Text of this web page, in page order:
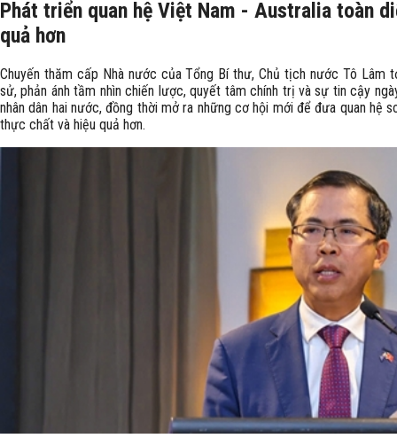
Phát triển quan hệ Việt Nam - Australia toàn
quả hơn
Chuyến thăm cấp Nhà nước của Tổng Bí thư, Chủ tịch nước Tô Lâm
sử, phản ánh tầm nhìn chiến lược, quyết tâm chính trị và sự tin cậy
nhân dân hai nước, đồng thời mở ra những cơ hội mới để đưa quan hệ
thực chất và hiệu quả hơn.